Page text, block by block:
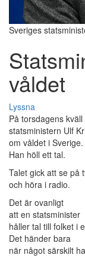
Sveriges
våldet
Lyssna
På torsdagens
statsministern Ulf
om våldet i Sverige.
Han höll ett tal.
Talet gick att se på
och höra i radio.
Det är ovanligt
att en statsminister
håller tal till folket i
Det händer bara
när något särskilt